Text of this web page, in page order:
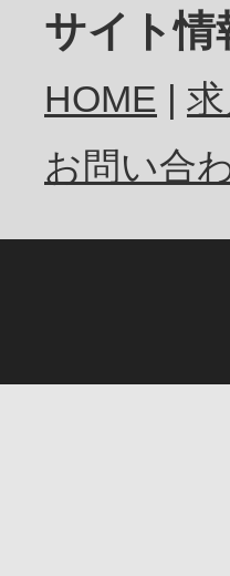
サイト情
HOME
お問い合